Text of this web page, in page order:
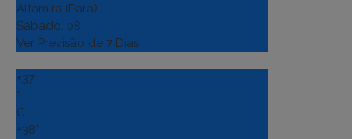
Altamira (Para)
Sábado, 08
Ver Previsão de 7 Dias
+37
°
C
+38°